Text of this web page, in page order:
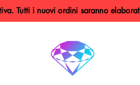
Tutti i nuovi ordini saranno